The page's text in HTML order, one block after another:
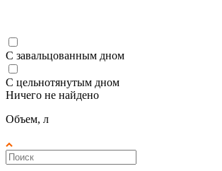
С завальцованным дном
С цельнотянутым дном
Ничего не найдено
Объем, л